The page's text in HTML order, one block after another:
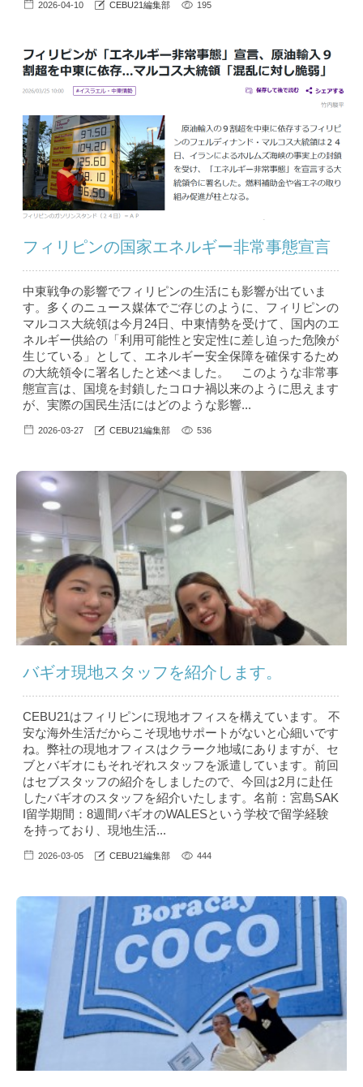
2026-04-10 CEBU21編集部 195
フィリピンの国家エネルギー非常事態宣言
中東戦争の影響でフィリピンの生活にも影響が出ていま
す。多くのニュース媒体でご存じのように、フィリピンの
マルコス大統領は今月24日、中東情勢を受けて、国内のエ
ネルギー供給の「利用可能性と安定性に差し迫った危険が
生じている」として、エネルギー安全保障を確保するため
の大統領令に署名したと述べました。 このような非常事
態宣言は、国境を封鎖したコロナ禍以来のように思えます
が、実際の国民生活にはどのような影響...
2026-03-27 CEBU21編集部 536
バギオ現地スタッフを紹介します。
CEBU21はフィリピンに現地オフィスを構えています。 不
安な海外生活だからこそ現地サポートがないと心細いです
ね。弊社の現地オフィスはクラーク地域にありますが、セ
ブとバギオにもそれぞれスタッフを派遣しています。前回
はセブスタッフの紹介をしましたので、今回は2月に赴任
したバギオのスタッフを紹介いたします。名前：宮島SAK
I留学期間：8週間バギオのWALESという学校で留学経験
を持っており、現地生活...
2026-03-05 CEBU21編集部 444